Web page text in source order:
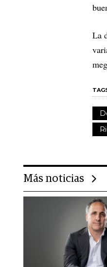
La
Más noticias